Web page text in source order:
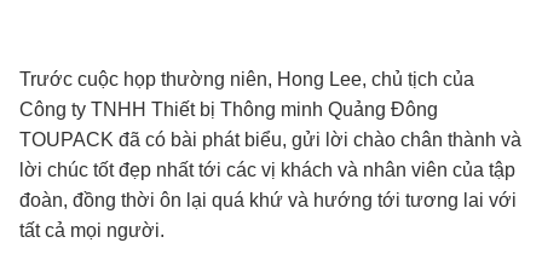
Trước cuộc họp thường niên, Hong Lee, chủ tịch của
Công ty TNHH Thiết bị Thông minh Quảng Đông
TOUPACK đã có bài phát biểu, gửi lời chào chân thành và
lời chúc tốt đẹp nhất tới các vị khách và nhân viên của tập
đoàn, đồng thời ôn lại quá khứ và hướng tới tương lai với
tất cả mọi người.